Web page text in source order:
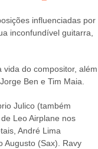
influenciadas por
inconfundível guitarra,
vida do compositor, além
Ben e Tim Maia.
Julico (também
Leo Airplane nos
André Lima
Augusto (Sax). Ravy